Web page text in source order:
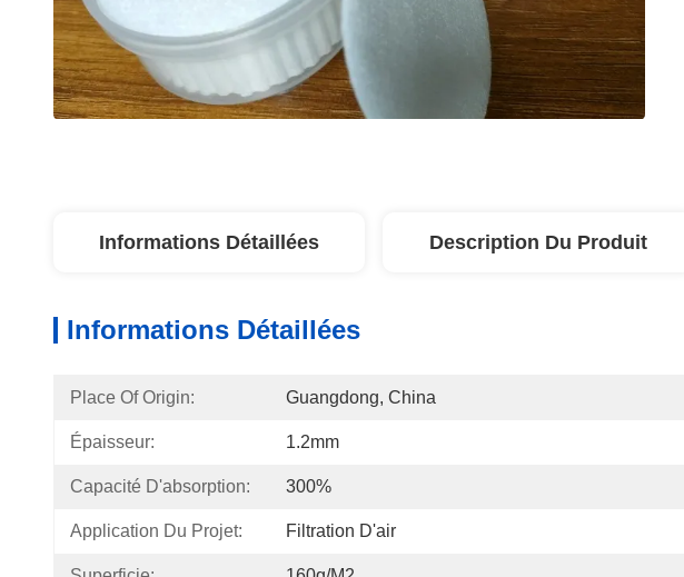
Informations Détaillées Description Du Produit
Informations Détaillées
Place Of Origin: Guangdong, China
Épaisseur: 1.2mm
Capacité D'absorption: 300%
Application Du Projet: Filtration D'air